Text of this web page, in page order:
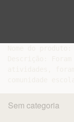
Sem categoria